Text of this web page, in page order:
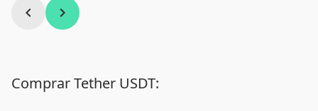
chevron_left chevron_right
Comprar Tether USDT: